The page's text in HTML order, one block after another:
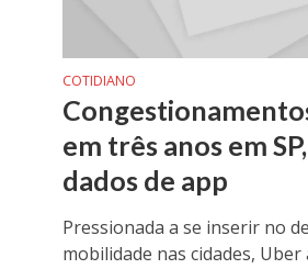
COTIDIANO
em três anos em
dados de app
Pressionada a se inserir no
mobilidade nas cidades, Uber